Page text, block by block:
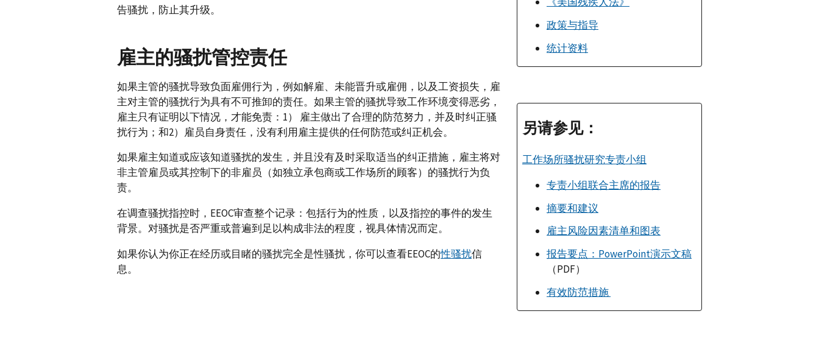
告骚扰，防止其升级。
雇主的骚扰管控责任
如果主管的骚扰导致负面雇佣行为，例如解雇、未能晋升或雇佣，以及工资损失，雇
主对主管的骚扰行为具有不可推卸的责任。如果主管的骚扰导致工作环境变得恶劣，
雇主只有证明以下情况，才能免责：1） 雇主做出了合理的防范努力，并及时纠正骚
扰行为；和2）雇员自身责任，没有利用雇主提供的任何防范或纠正机会。
如果雇主知道或应该知道骚扰的发生，并且没有及时采取适当的纠正措施，雇主将对
非主管雇员或其控制下的非雇员（如独立承包商或工作场所的顾客）的骚扰行为负
责。
在调查骚扰指控时，EEOC审查整个记录：包括行为的性质，以及指控的事件的发生
背景。对骚扰是否严重或普遍到足以构成非法的程度，视具体情况而定。
如果你认为你正在经历或目睹的骚扰完全是性骚扰，你可以查看EEOC的性骚扰信
息。
政策与指导
统计资料
另请参见：
工作场所骚扰研究专责小组
专责小组联合主席的报告
摘要和建议
雇主风险因素清单和图表
报告要点：PowerPoint演示文稿
（PDF）
有效防范措施